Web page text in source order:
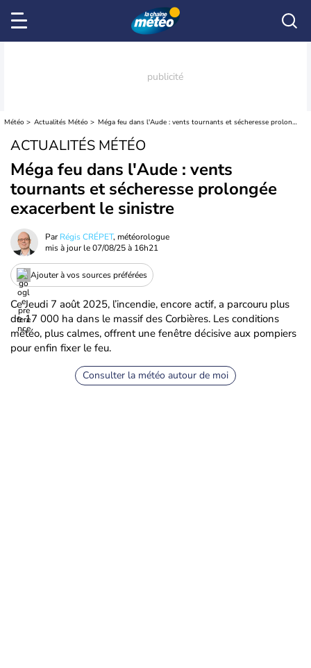
Météo Actualités Météo Méga feu dans l'Aude : vents tournants et sécheresse prolongée exacerbent le sinistre
ACTUALITÉS MÉTÉO
Méga feu dans l'Aude : vents
tournants et sécheresse prolongée
exacerbent le sinistre
ParRégis CRÉPET, météorologue
mis à jour le07/08/25 à 16h21
Ajouter à vos sources préférées
Ce Jeudi 7 août 2025, l’incendie, encore actif, a parcouru plus
de 17 000 ha dans le massif des Corbières. Les conditions
météo, plus calmes, offrent une fenêtre décisive aux pompiers
pour enfin fixer le feu.
Consulter la météo autour de moi